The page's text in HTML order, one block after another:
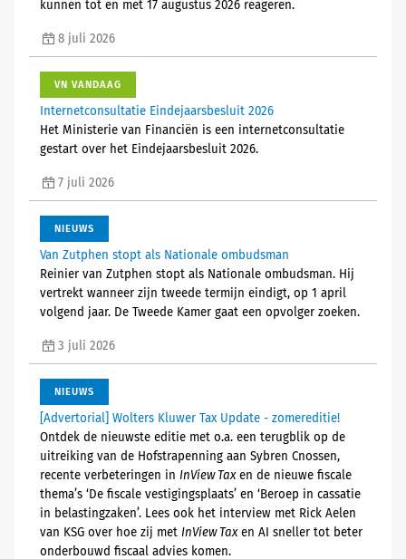
kunnen tot en met 17 augustus 2026 reageren.
8 juli 2026
VN VANDAAG
Internetconsultatie Eindejaarsbesluit 2026
Het Ministerie van Financiën is een internetconsultatie
gestart over het Eindejaarsbesluit 2026.
7 juli 2026
NIEUWS
Van Zutphen stopt als Nationale ombudsman
Reinier van Zutphen stopt als Nationale ombudsman. Hij
vertrekt wanneer zijn tweede termijn eindigt, op 1 april
volgend jaar. De Tweede Kamer gaat een opvolger zoeken.
3 juli 2026
NIEUWS
[Advertorial] Wolters Kluwer Tax Update - zomereditie!
Ontdek de nieuwste editie met o.a. een terugblik op de
uitreiking van de Hofstrapenning aan Sybren Cnossen,
recente verbeteringen in InView Taxen de nieuwe fiscale
thema’s ‘De fiscale vestigingsplaats’ en ‘Beroep in cassatie
in belastingzaken’. Lees ook het interview met Rick Aelen
van KSG over hoe zij met InView Taxen AI sneller tot beter
onderbouwd fiscaal advies komen.